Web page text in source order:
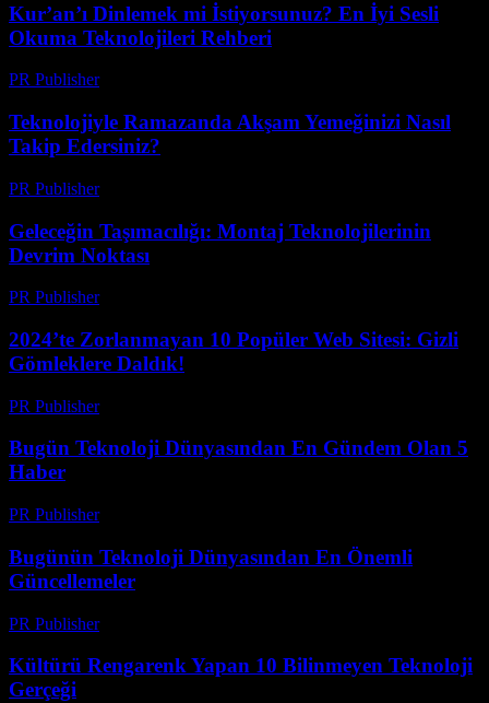
Kur’an’ı Dinlemek mi İstiyorsunuz? En İyi Sesli
Okuma Teknolojileri Rehberi
PR Publisher-
Teknolojiyle Ramazanda Akşam Yemeğinizi Nasıl
Takip Edersiniz?
PR Publisher-
Geleceğin Taşımacılığı: Montaj Teknolojilerinin
Devrim Noktası
PR Publisher-
2024’te Zorlanmayan 10 Popüler Web Sitesi: Gizli
Gömleklere Daldık!
PR Publisher-
Bugün Teknoloji Dünyasından En Gündem Olan 5
Haber
PR Publisher-
Bugünün Teknoloji Dünyasından En Önemli
Güncellemeler
PR Publisher-
Kültürü Rengarenk Yapan 10 Bilinmeyen Teknoloji
Gerçeği